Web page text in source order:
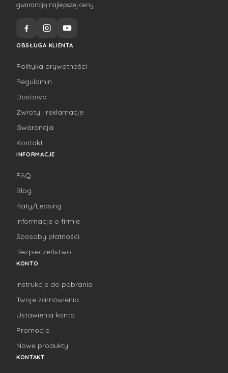
gwarancją najlepszej ceny.
OBSŁUGA KLIENTA
Polityka prywatności
Regulamin
Dostawa
Zwroty i reklamacje
Gwarancja
Kontakt
INFORMACJE
FAQ
Blog
Raty/Leasing
Informacje o firmie
Sposoby płatności
Bezpieczeństwo
KONTO
Instrukcje do pobrania
Twoje zamówienia
Ustawienia konta
Promocje
Nowe produkty
KONTAKT